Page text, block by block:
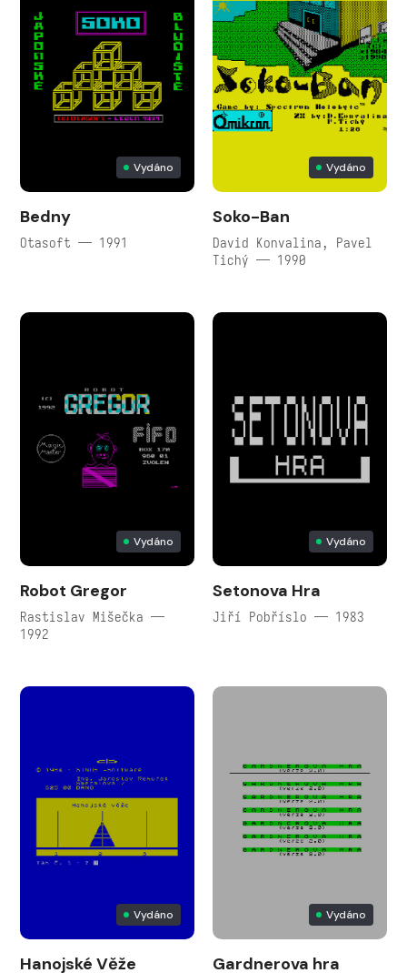
Vydáno
Bedny
Otasoft — 1991
Vydáno
Soko-Ban
David Konvalina, Pavel
Tichý — 1990
Vydáno
Robot Gregor
Rastislav Mišečka —
1992
Vydáno
Setonova Hra
Jiří Pobříslo — 1983
Vydáno
Hanojské Věže
Vydáno
Gardnerova hra